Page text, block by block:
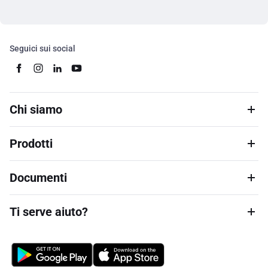
Seguici sui social
Chi siamo
Prodotti
Documenti
Ti serve aiuto?